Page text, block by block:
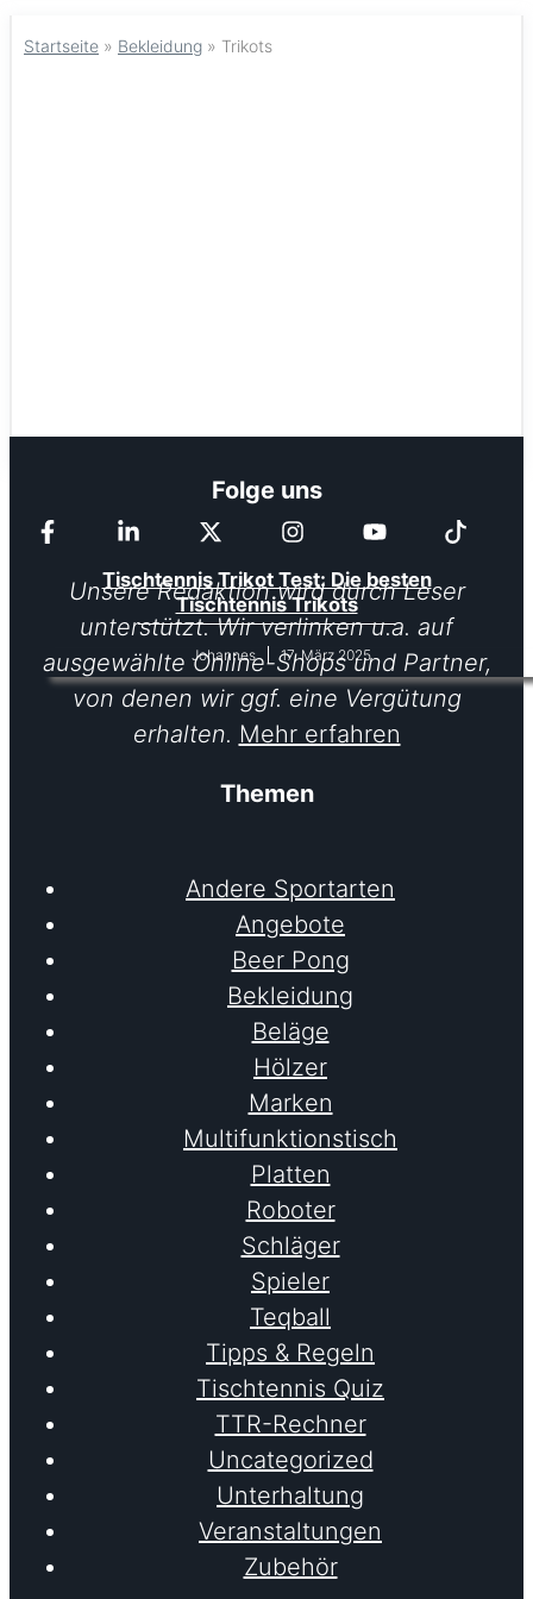
Startseite » Bekleidung » Trikots
Tischtennis Trikot Test: Die besten
Tischtennis Trikots
Johannes 17. März 2025
Folge uns
Unsere Redaktion wird durch Leser
unterstützt. Wir verlinken u.a. auf
ausgewählte Online-Shops und Partner,
von denen wir ggf. eine Vergütung
erhalten. Mehr erfahren
Themen
Andere Sportarten
Angebote
Beer Pong
Bekleidung
Beläge
Hölzer
Marken
Multifunktionstisch
Platten
Roboter
Schläger
Spieler
Teqball
Tipps & Regeln
Tischtennis Quiz
TTR-Rechner
Uncategorized
Unterhaltung
Veranstaltungen
Zubehör